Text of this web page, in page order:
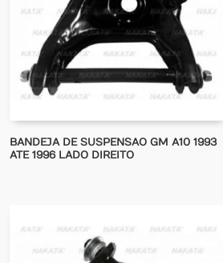
BANDEJA DE SUSPENSAO GM A10 1993
ATE 1996 LADO DIREITO